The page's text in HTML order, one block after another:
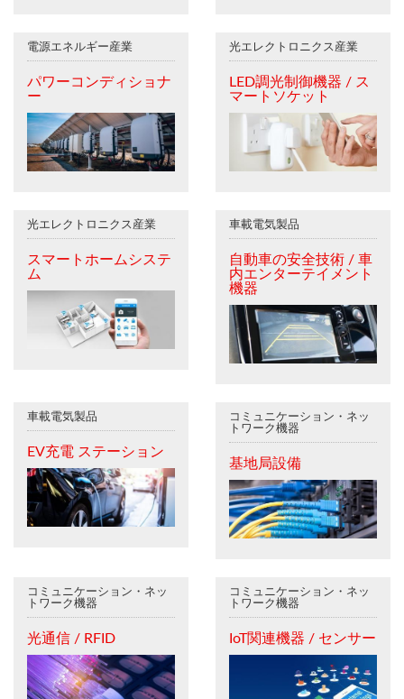
電源エネルギー産業
パワーコンディショナ
ー
光エレクトロニクス産業
LED調光制御機器 / ス
マートソケット
光エレクトロニクス産業
スマートホームシステ
ム
車載電気製品
自動車の安全技術 / 車
内エンターテイメント
機器
車載電気製品
EV充電 ステーション
コミュニケーション・ネッ
トワーク機器
基地局設備
コミュニケーション・ネッ
トワーク機器
光通信 / RFID
コミュニケーション・ネッ
トワーク機器
IoT関連機器 / センサー